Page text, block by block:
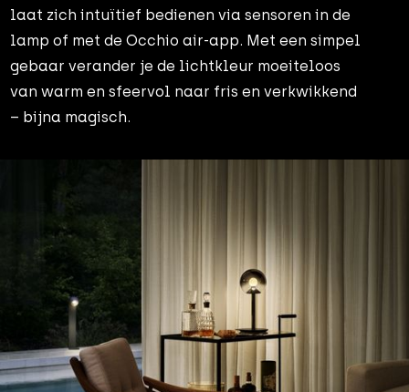
laat zich intuïtief bedienen via sensoren in de
lamp of met de Occhio air-app. Met een simpel
gebaar verander je de lichtkleur moeiteloos
van warm en sfeervol naar fris en verkwikkend
– bijna magisch.